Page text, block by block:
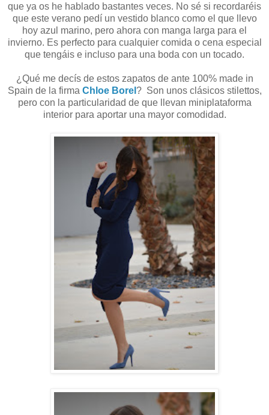
que ya os he hablado bastantes veces. No sé si recordaréis
que este verano pedí un vestido blanco como el que llevo
hoy azul marino, pero ahora con manga larga para el
invierno. Es perfecto para cualquier comida o cena especial
que tengáis e incluso para una boda con un tocado.
¿Qué me decís de estos zapatos de ante 100% made in
Spain de la firma Chloe Borel ? Son unos clásicos stilettos,
pero con la particularidad de que llevan miniplataforma
interior para aportar una mayor comodidad.